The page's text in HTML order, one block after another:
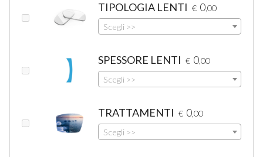
TIPOLOGIA LENTI € 0,00
Scegli >>
SPESSORE LENTI € 0,00
Scegli >>
TRATTAMENTI € 0,00
Scegli >>